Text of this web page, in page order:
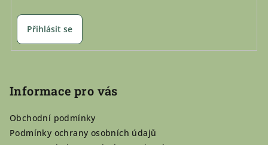
Přihlásit se
Informace pro vás
Obchodní podmínky
Podmínky ochrany osobních údajů